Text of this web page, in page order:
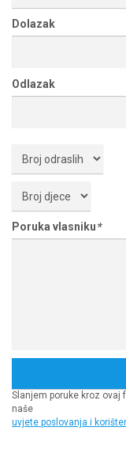
Dolazak
Odlazak
Poruka vlasniku*
Slanjem poruke kroz ovaj
naše
uvjete poslovanja i